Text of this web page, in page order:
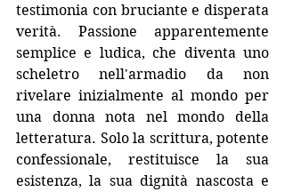
testimonia con bruciante e disperata
verità. Passione apparentemente
semplice e ludica, che diventa uno
scheletro nell'armadio da non
rivelare inizialmente al mondo per
una donna nota nel mondo della
letteratura. Solo la scrittura, potente
confessionale, restituisce la sua
esistenza, la sua dignità nascosta e